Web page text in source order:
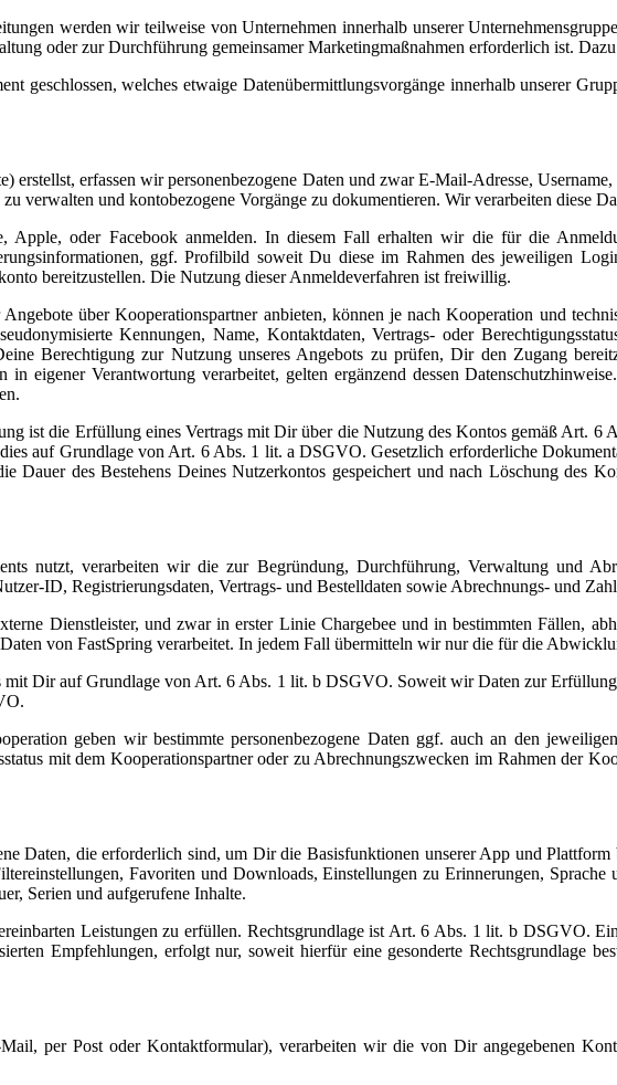
werden wir teilweise von Unternehmen innerhalb unserer
oder zur Durchführung gemeinsamer Marketingmaßnahmen erforderlich ist.
geschlossen, welches etwaige Datenübermittlungsvorgänge innerhalb unserer
erstellst, erfassen wir personenbezogene Daten und zwar E-Mail-Adresse,
verwalten und kontobezogene Vorgänge zu dokumentieren. Wir verarbeiten diese
oder Facebook anmelden. In diesem Fall erhalten wir die für die
ggf. Profilbild soweit Du diese im Rahmen des jeweiligen
bereitzustellen. Die Nutzung dieser Anmeldeverfahren ist freiwillig.
über Kooperationspartner anbieten, können je nach Kooperation und
Kennungen, Name, Kontaktdaten, Vertrags- oder
Berechtigung zur Nutzung unseres Angebots zu prüfen, Dir den Zugang
in eigener Verantwortung verarbeitet, gelten ergänzend dessen
ist die Erfüllung eines Vertrags mit Dir über die Nutzung des Kontos gemäß Art. 6
auf Grundlage von Art. 6 Abs. 1 lit. a DSGVO. Gesetzlich erforderliche
des Bestehens Deines Nutzerkontos gespeichert und nach Löschung des
nutzt, verarbeiten wir die zur Begründung, Durchführung, Verwaltung und
ID, Registrierungsdaten, Vertrags- und Bestelldaten sowie Abrechnungs- und
Dienstleister, und zwar in erster Linie Chargebee und in bestimmten Fällen,
von FastSpring verarbeitet. In jedem Fall übermitteln wir nur die für die
Dir auf Grundlage von Art. 6 Abs. 1 lit. b DSGVO. Soweit wir Daten zur
geben wir bestimmte personenbezogene Daten ggf. auch an den
mit dem Kooperationspartner oder zu Abrechnungszwecken im Rahmen der
Daten, die erforderlich sind, um Dir die Basisfunktionen unserer App und
Favoriten und Downloads, Einstellungen zu Erinnerungen,
Serien und aufgerufene Inhalte.
Leistungen zu erfüllen. Rechtsgrundlage ist Art. 6 Abs. 1 lit. b DSGVO.
Empfehlungen, erfolgt nur, soweit hierfür eine gesonderte Rechtsgrundlage
per Post oder Kontaktformular), verarbeiten wir die von Dir angegebenen